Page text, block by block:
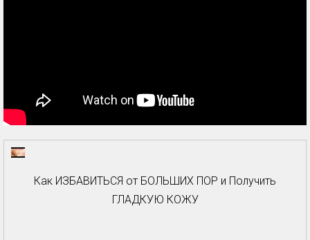
Как ИЗБАВИТЬСЯ от БОЛЬШИХ ПОР и Получить
ГЛАДКУЮ КОЖУ